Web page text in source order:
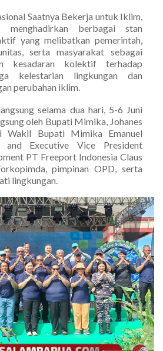
Saatnya Bekerja untuk Iklim,
menghadirkan berbagai stan
yang melibatkan pemerintah,
serta masyarakat sebagai
kesadaran kolektif terhadap
kelestarian lingkungan dan
perubahan iklim.
selama dua hari, 5-6 Juni
oleh Bupati Mimika, Johanes
Wakil Bupati Mimika Emanuel
and Executive Vice President
PT Freeport Indonesia Claus
pimpinan OPD, serta
lingkungan.